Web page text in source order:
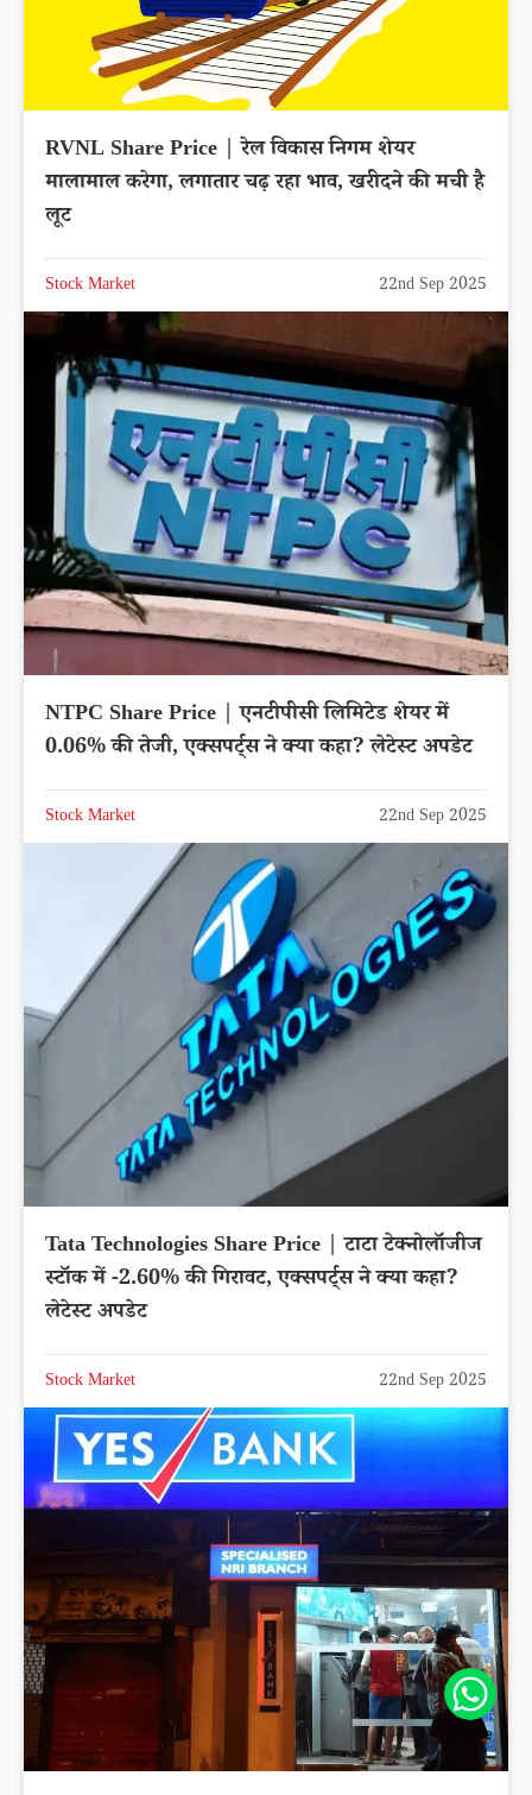
RVNL Share Price | रेल विकास निगम शेयर
मालामाल करेगा, लगातार चढ़ रहा भाव, खरीदने की मची है
लूट
Stock Market 22nd Sep 2025
NTPC Share Price | एनटीपीसी लिमिटेड शेयर में
0.06% की तेजी, एक्सपर्ट्स ने क्या कहा? लेटेस्ट अपडेट
Stock Market 22nd Sep 2025
Tata Technologies Share Price | टाटा टेक्नोलॉजीज
स्टॉक में -2.60% की गिरावट, एक्सपर्ट्स ने क्या कहा?
लेटेस्ट अपडेट
Stock Market 22nd Sep 2025
Share